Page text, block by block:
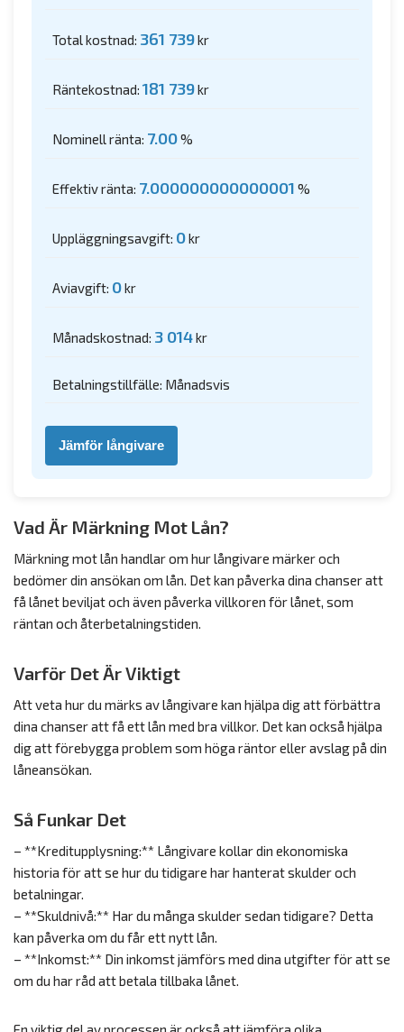
Total kostnad: 361 739kr
Räntekostnad: 181 739kr
Nominell ränta: 7.00%
Effektiv ränta: 7.000000000000001 %
Uppläggningsavgift: 0kr
Aviavgift: 0kr
Månadskostnad: 3 014kr
Betalningstillfälle: Månadsvis
Jämför långivare
Vad Är Märkning Mot Lån?
Märkning mot lån handlar om hur långivare märker och
bedömer din ansökan om lån. Det kan påverka dina chanser att
få lånet beviljat och även påverka villkoren för lånet, som
räntan och återbetalningstiden.
Varför Det Är Viktigt
Att veta hur du märks av långivare kan hjälpa dig att förbättra
dina chanser att få ett lån med bra villkor. Det kan också hjälpa
dig att förebygga problem som höga räntor eller avslag på din
låneansökan.
Så Funkar Det
– **Kreditupplysning:** Långivare kollar din ekonomiska
historia för att se hur du tidigare har hanterat skulder och
betalningar.
– **Skuldnivå:** Har du många skulder sedan tidigare? Detta
kan påverka om du får ett nytt lån.
– **Inkomst:** Din inkomst jämförs med dina utgifter för att se
om du har råd att betala tillbaka lånet.